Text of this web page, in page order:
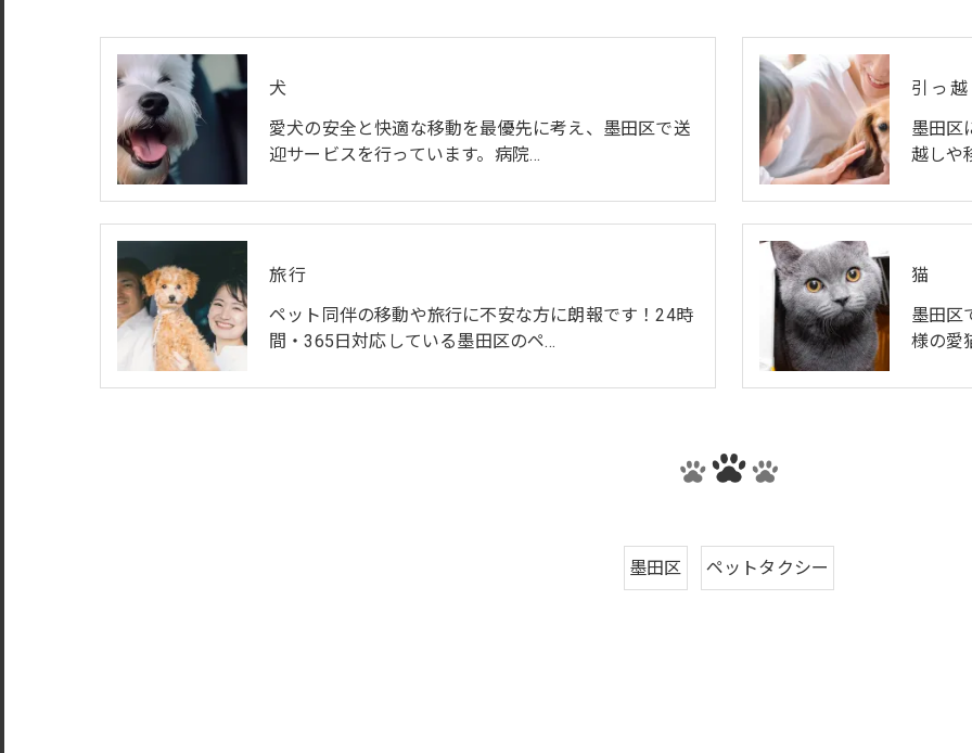
犬
愛犬の安全と快適な移動を最優先に考え、墨田区で送
迎サービスを行っています。病院…
引っ
墨田区
越しや
旅行
ペット同伴の移動や旅行に不安な方に朗報です！24時
間・365日対応している墨田区のペ…
猫
墨田区
様の愛
墨田区 ペットタクシー